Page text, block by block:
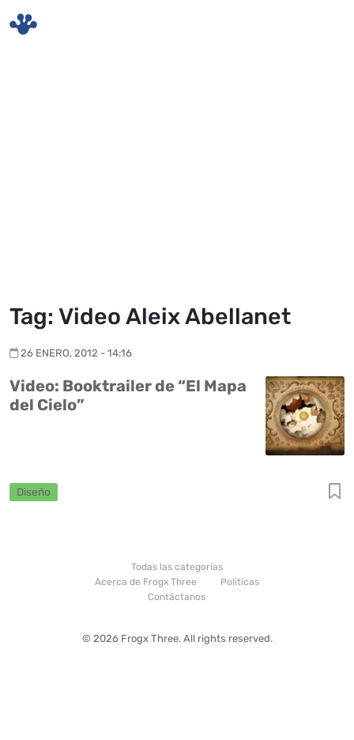
Tag: Video Aleix Abellanet
26 ENERO, 2012 - 14:16
Video: Booktrailer de “El Mapa
del Cielo”
Diseño
Todas las categorías
Acerca de Frogx Three
Politicas
Contáctanos
© 2026 Frogx Three. All rights reserved.